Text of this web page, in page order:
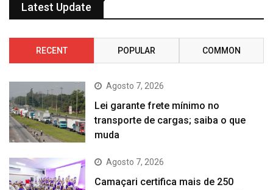
Latest Update
RECENT POPULAR COMMON
Agosto 7, 2026
Lei garante frete mínimo no
transporte de cargas; saiba o que
muda
Agosto 7, 2026
Camaçari certifica mais de 250